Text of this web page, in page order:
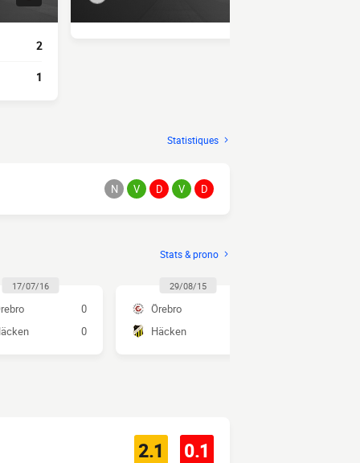
2
1
Statistiques
N V D V D
Stats & prono
17/07/16
0
0
29/08/15
Örebro
Häcken
2.1 0.1